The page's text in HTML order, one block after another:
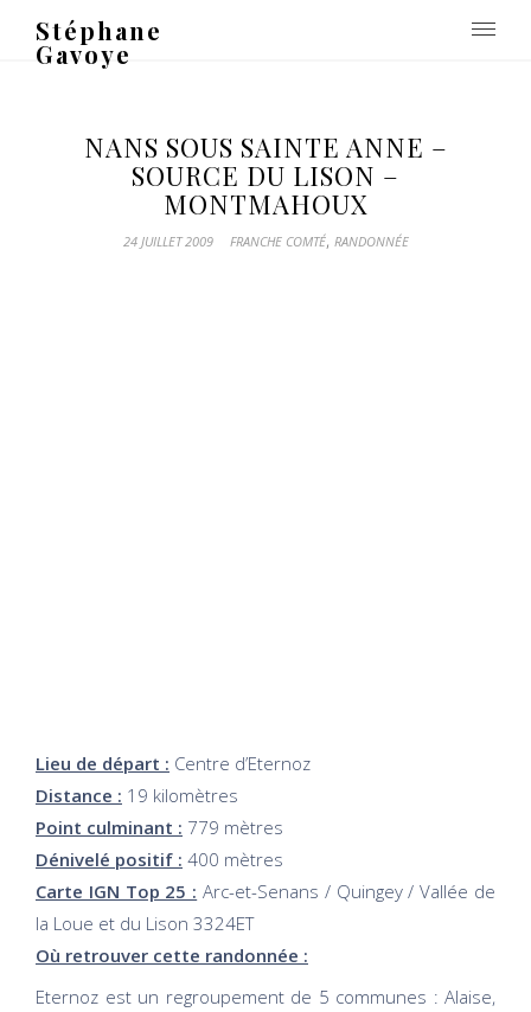
Stéphane
Gavoye
NANS SOUS SAINTE ANNE –
SOURCE DU LISON –
MONTMAHOUX
24 JUILLET 2009 FRANCHE COMTÉ, RANDONNÉE
Lieu de départ : Centre d’Eternoz
Distance : 19 kilomètres
Point culminant : 779 mètres
Dénivelé positif : 400 mètres
Carte IGN Top 25 : Arc-et-Senans / Quingey / Vallée de
la Loue et du Lison 3324ET
Où retrouver cette randonnée :
Eternoz est un regroupement de 5 communes : Alaise,